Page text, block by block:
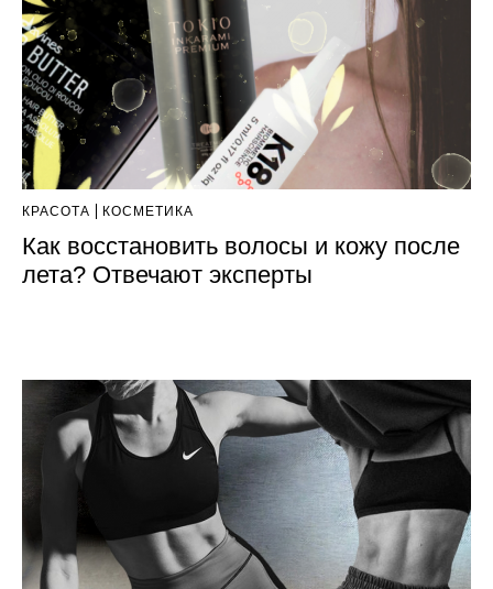
КРАСОТА КОСМЕТИКА
Как восстановить волосы и кожу после
лета? Отвечают эксперты